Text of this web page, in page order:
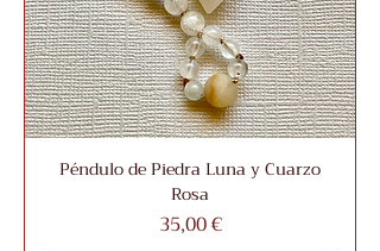
Péndulo de Piedra Luna y Cuarzo
Rosa
Precio
35,00 €